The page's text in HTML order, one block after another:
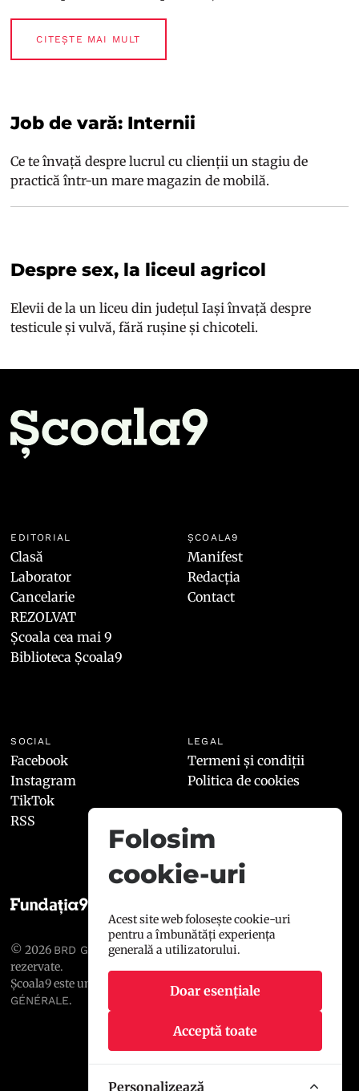
CITEȘTE MAI MULT
Job de vară: Internii
Ce te învață despre lucrul cu clienții un stagiu de
practică într-un mare magazin de mobilă.
Despre sex, la liceul agricol
Elevii de la un liceu din județul Iași învață despre
testicule și vulvă, fără rușine și chicoteli.
EDITORIAL
Clasă
Laborator
Cancelarie
REZOLVAT
Școala cea mai 9
Biblioteca Școala9
ȘCOALA9
Manifest
Redacția
Contact
SOCIAL
Facebook
Instagram
TikTok
RSS
LEGAL
Termeni și condiții
Politica de cookies
© 2026 BRD GROUPE SOCIÉTÉ GÉNÉRALE
rezervate.
Școala9 este un proiect susținut de
BRD GROUPE SOCIÉTÉ
GÉNÉRALE.
Folosim
cookie-uri
Acest site web folosește cookie-uri
pentru a îmbunătăți experiența
generală a utilizatorului.
Doar esențiale
Acceptă toate
Personalizează